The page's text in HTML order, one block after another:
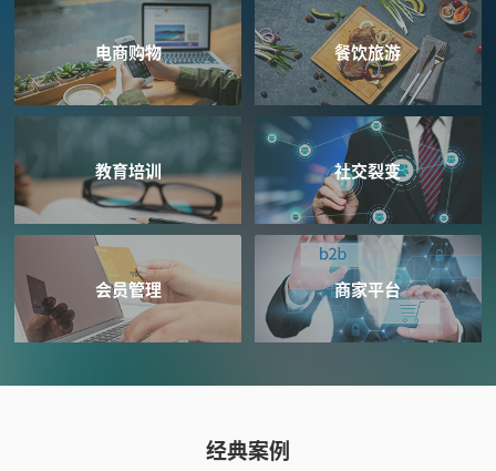
电商购物 餐饮旅游
教育培训 社交裂变
会员管理 商家平台
经典案例